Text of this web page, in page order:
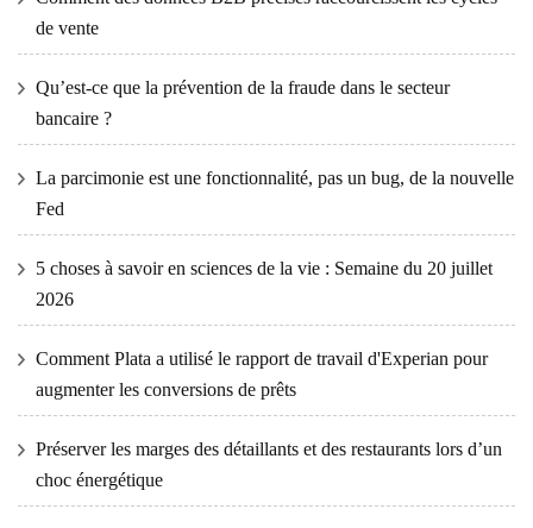
de vente
Qu’est-ce que la prévention de la fraude dans le secteur
bancaire ?
La parcimonie est une fonctionnalité, pas un bug, de la nouvelle
Fed
5 choses à savoir en sciences de la vie : Semaine du 20 juillet
2026
Comment Plata a utilisé le rapport de travail d'Experian pour
augmenter les conversions de prêts
Préserver les marges des détaillants et des restaurants lors d’un
choc énergétique